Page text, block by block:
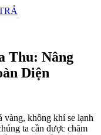
Thu: Nâng
Diện
vàng, không khí se lạnh
ta cần được chăm